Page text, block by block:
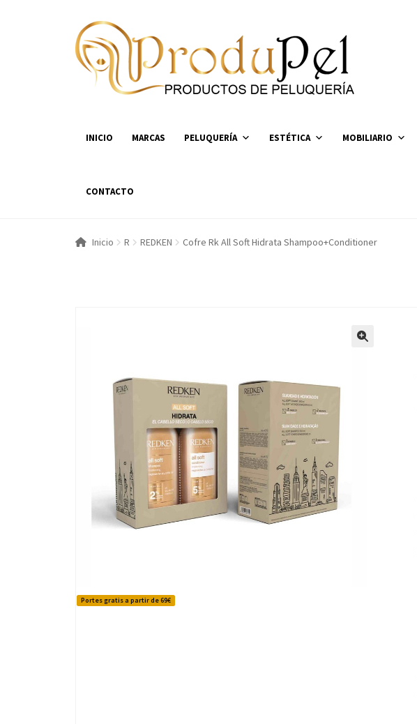
Ir
a
la
navegación
Ir
al
contenido
INICIO MARCAS PELUQUERÍA ESTÉTICA MOBILIARIO
CONTACTO
Inicio R REDKEN Cofre Rk All Soft Hidrata Shampoo+Conditioner
Portes gratis a partir de 69€